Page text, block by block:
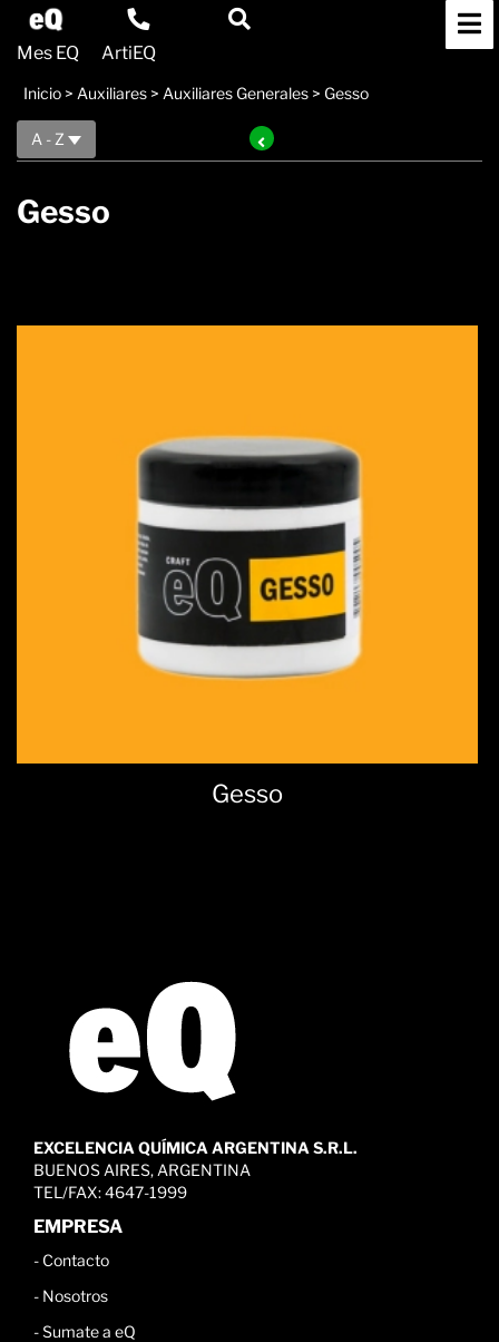
Mes EQ ArtiEQ
Inicio > Auxiliares > Auxiliares Generales > Gesso
A - Z
Gesso
Gesso
EXCELENCIA QUÍMICA ARGENTINA S.R.L.
BUENOS AIRES, ARGENTINA
TEL/FAX: 4647-1999
EMPRESA
- Contacto
- Nosotros
-Sumate a eQ